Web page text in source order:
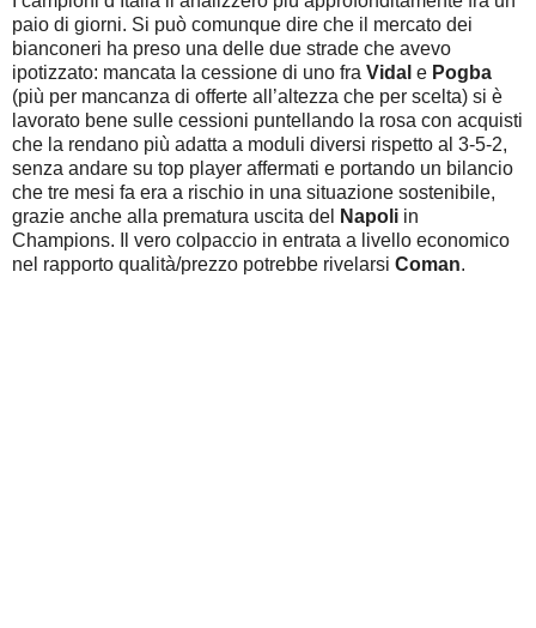
paio di giorni. Si può comunque dire che il mercato dei
bianconeri ha preso una delle due strade che avevo
ipotizzato: mancata la cessione di uno fra Vidal e Pogba
(più per mancanza di offerte all’altezza che per scelta) si è
lavorato bene sulle cessioni puntellando la rosa con acquisti
che la rendano più adatta a moduli diversi rispetto al 3-5-2,
senza andare su top player affermati e portando un bilancio
che tre mesi fa era a rischio in una situazione sostenibile,
grazie anche alla prematura uscita del
Napoli in
Champions. Il vero colpaccio in entrata a livello economico
nel rapporto qualità/prezzo potrebbe rivelarsi Coman.